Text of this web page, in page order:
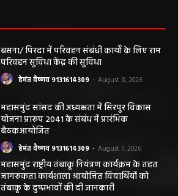
बसना/ पिरदा में परिवहन संबंधी कार्यों के लिए राम
परिवहन सुविधा केंद्र की सुविधा
हेमंत वैष्णव 9131614309 - August 8, 2026
महासमुंद सांसद की अध्यक्षता में सिरपुर विकास
योजना प्रारूप 2041 के संबंध में प्रारंभिक
बैठकआयोजित
हेमंत वैष्णव 9131614309 - August 7, 2026
महासमुंद राष्ट्रीय तंबाकू नियंत्रण कार्यक्रम के तहत
जागरूकता कार्यशाला आयोजित विद्यार्थियों को
तंबाकू के दुष्प्रभावों की दी जानकारी